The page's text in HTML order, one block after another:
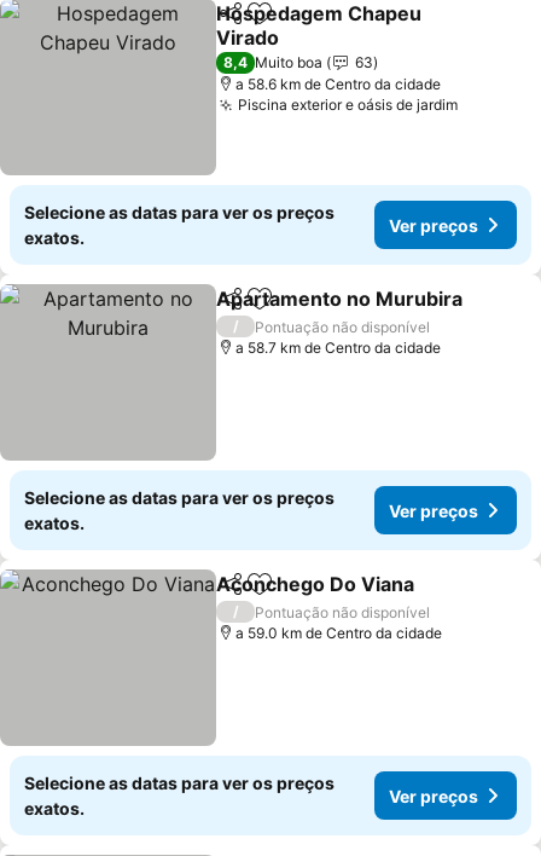
PartilharAdicionar aos favoritos
Hospedagem Chapeu
Virado
8,4 Muito boa
63
a 58.6 km de Centro da cidade
Piscina exterior e oásis de jardim
Selecione as datas para ver os preços
exatos.
Ver preços
PartilharAdicionar aos favoritos
Apartamento no Murubira
/
Pontuação não disponível
a 58.7 km de Centro da cidade
Selecione as datas para ver os preços
exatos.
Ver preços
PartilharAdicionar aos favoritos
Aconchego Do Viana
/
Pontuação não disponível
a 59.0 km de Centro da cidade
Selecione as datas para ver os preços
exatos.
Ver preços